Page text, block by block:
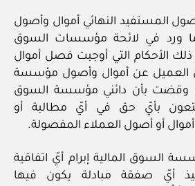
المستفيد النهائي أموال وأصول
ورد في لائحة مؤسسات السوق
ذلك الأحكام التي أوجبت فصل أموال
العميل عن أموال وأصول مؤسسة
وقضت بأن دائني مؤسسة السوق
بأيّ حق في أيّ مطالبة أو
أو أصول العملاء المفصولة.
السوق المالية إبرام أيّ اتفاقية
أيّ صفقة مبادلة يكون فيها